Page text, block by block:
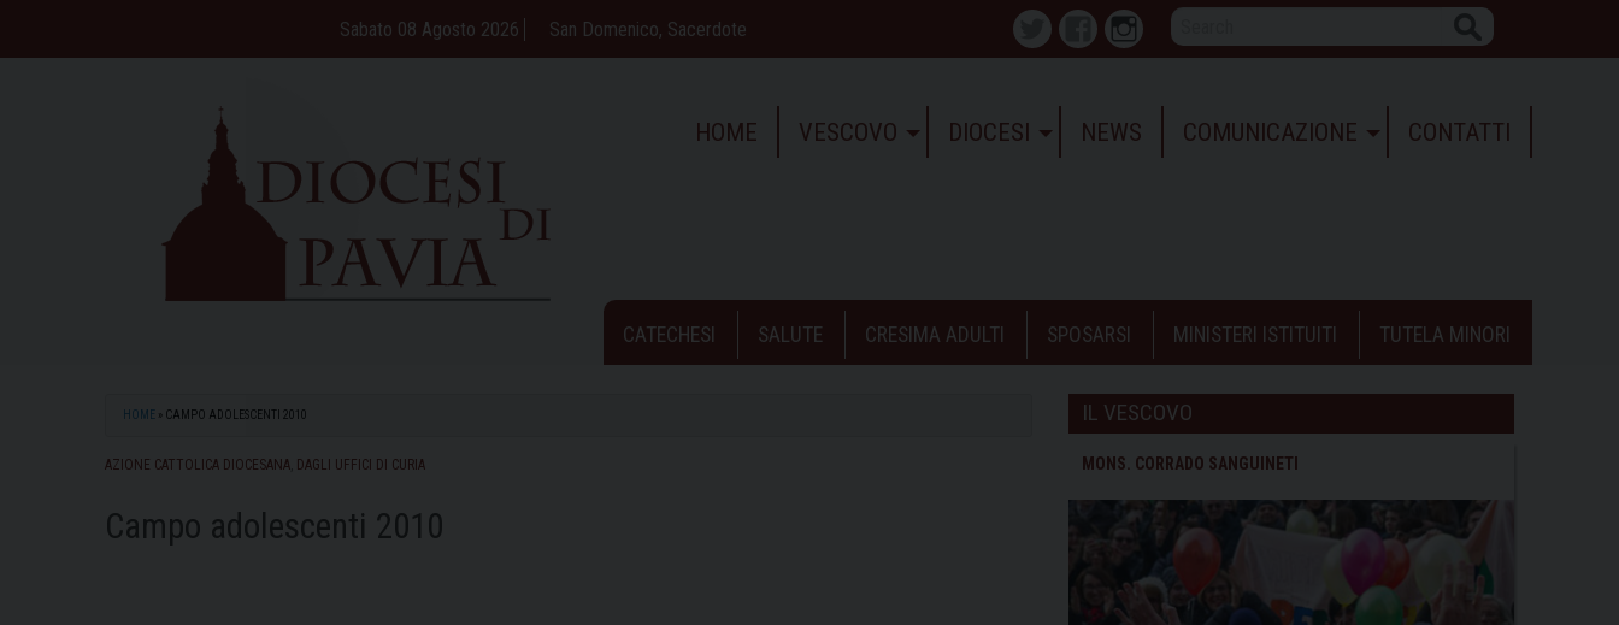
Sabato 08 Agosto 2026 San Domenico, Sacerdote Twitter FacebookInstagram
HOME VESCOVO DIOCESI NEWS COMUNICAZIONE CONTATTI
CATECHESI SALUTE CRESIMA ADULTI SPOSARSI MINISTERI ISTITUITI TUTELA MINORI
HOME » CAMPO ADOLESCENTI 2010
AZIONE CATTOLICA DIOCESANA DAGLI UFFICI DI CURIA
Campo adolescenti 2010
IL VESCOVO
MONS. CORRADO SANGUINETI